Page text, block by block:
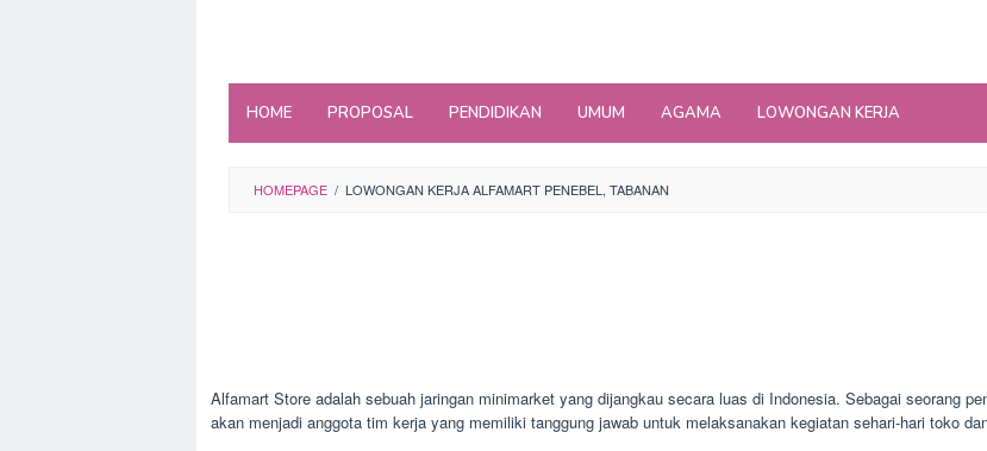
HOME PROPOSAL PENDIDIKAN UMUM AGAMA LOWONGAN KERJA
HOMEPAGE / LOWONGAN KERJA ALFAMART PENEBEL, TABANAN
Alfamart Store adalah sebuah jaringan minimarket yang dijangkau secara luas di Indonesia. Sebagai seorang
akan menjadi anggota tim kerja yang memiliki tanggung jawab untuk melaksanakan kegiatan sehari-hari toko